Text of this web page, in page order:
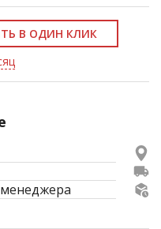
В ОДИН КЛИК